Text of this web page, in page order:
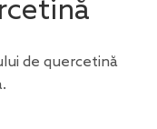
de quercetină